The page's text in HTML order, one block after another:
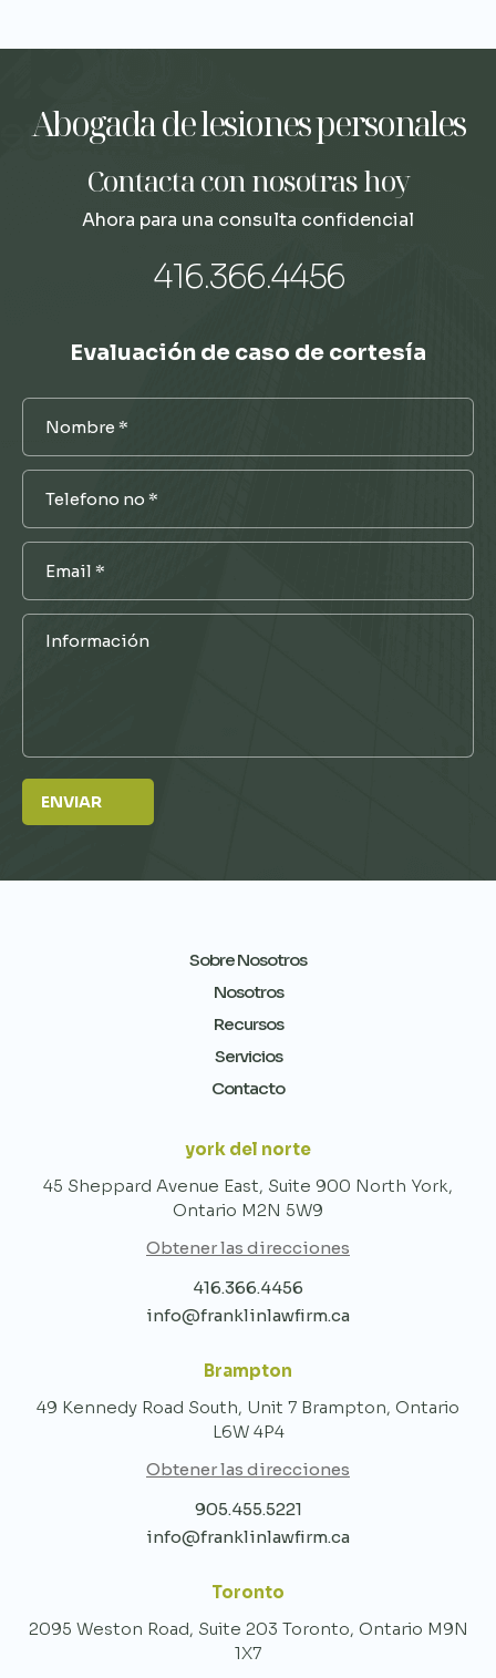
Abogada de lesiones personales
Contacta con nosotras hoy
Ahora para una consulta confidencial
416.366.4456
Evaluación de caso de cortesía
Sobre Nosotros
Nosotros
Recursos
Servicios
Contacto
york del norte
45 Sheppard Avenue East, Suite 900 North York,
Ontario M2N 5W9
Obtener las direcciones
416.366.4456
info@franklinlawfirm.ca
Brampton
49 Kennedy Road South, Unit 7 Brampton, Ontario
L6W 4P4
Obtener las direcciones
905.455.5221
info@franklinlawfirm.ca
Toronto
2095 Weston Road, Suite 203 Toronto, Ontario M9N
1X7